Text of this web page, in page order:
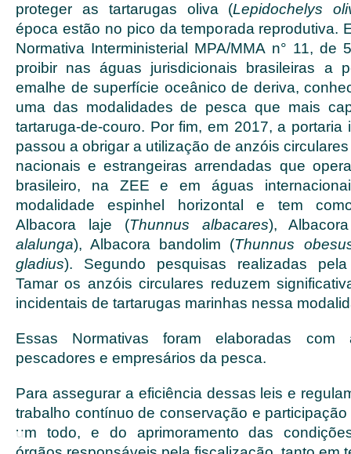
proteger as tartarugas oliva (Lepidochelys
época estão no pico da temporada reprodutiva.
Normativa Interministerial MPA/MMA n° 11, de
proibir nas águas jurisdicionais brasileiras a
emalhe de superfície oceânico de deriva,
uma das modalidades de pesca que mais
tartaruga-de-couro. Por fim, em 2017, a portaria
passou a obrigar a utilização de anzóis
nacionais e estrangeiras arrendadas que
brasileiro, na ZEE e em águas
modalidade espinhel horizontal e tem
Albacora laje (Thunnus albacares),
alalunga), Albacora bandolim (Thunnus
gladius). Segundo pesquisas realizadas
Tamar os anzóis circulares reduzem
incidentais de tartarugas marinhas nessa
Essas Normativas foram elaboradas com
pescadores e empresários da pesca.
Para assegurar a eficiência dessas leis e
trabalho contínuo de conservação e
um todo, e do aprimoramento das